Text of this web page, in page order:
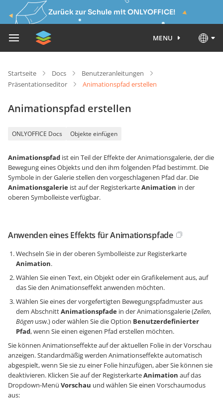
Zurück zur Schule mit ONLYOFFICE!
MENU
Startseite Docs
Benutzeranleitungen
Präsentationseditor
Animationspfad erstellen
Animationspfad erstellen
ONLYOFFICE Docs Objekte einfügen
Animationspfad ist ein Teil der Effekte der Animationsgalerie, der die
Bewegung eines Objekts und den ihm folgenden Pfad bestimmt. Die
Symbole in der Galerie stellen den vorgeschlagenen Pfad dar. Die
Animationsgalerie ist auf der RegisterkarteAnimation in der
oberen Symbolleiste verfügbar.
Anwenden eines Effekts für Animationspfade
Wechseln Sie in der oberen Symbolleiste zur Registerkarte
Animation.
Wählen Sie einen Text, ein Objekt oder ein Grafikelement aus, auf
das Sie den Animationseffekt anwenden möchten.
Wählen Sie eines der vorgefertigten Bewegungspfadmuster aus
dem AbschnittAnimationspfade in der Animationsgalerie (Zeilen,
Bögen usw.) oder wählen Sie die Option Benutzerdefinierter
Pfad, wenn Sie einen eigenen Pfad erstellen möchten.
Sie können Animationseffekte auf der aktuellen Folie in der Vorschau
anzeigen. Standardmäßig werden Animationseffekte automatisch
abgespielt, wenn Sie sie zu einer Folie hinzufügen, aber Sie können sie
deaktivieren. Klicken Sie auf der RegisterkarteAnimation auf das
Dropdown-Menü Vorschau und wählen Sie einen Vorschaumodus
aus: